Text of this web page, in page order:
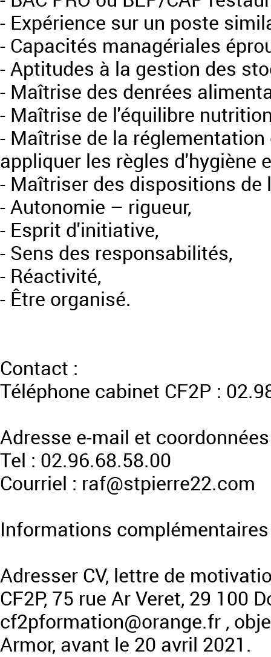
- Expérience sur un poste
- Capacités managériales
- Aptitudes à la gestion des
- Maîtrise des denrées
- Maîtrise de l'équilibre
- Maîtrise de la
appliquer les règles d'hygiène
- Maîtriser des dispositions de
- Autonomie – rigueur,
- Esprit d'initiative,
- Sens des responsabilités,
- Réactivité,
- Être organisé.
Contact :
Téléphone cabinet CF2P :
Adresse e-mail et
Tel : 02.96.68.58.00
Courriel : raf@stpierre22.com
Informations
Adresser CV, lettre de
CF2P, 75 rue Ar Veret, 29 100
cf2pformation@orange.fr ,
Armor, avant le 20 avril 2021.